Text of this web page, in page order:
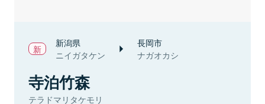
新潟県
ニイガタケン
長岡市
ナガオカシ
寺泊竹森
テラドマリタケモリ